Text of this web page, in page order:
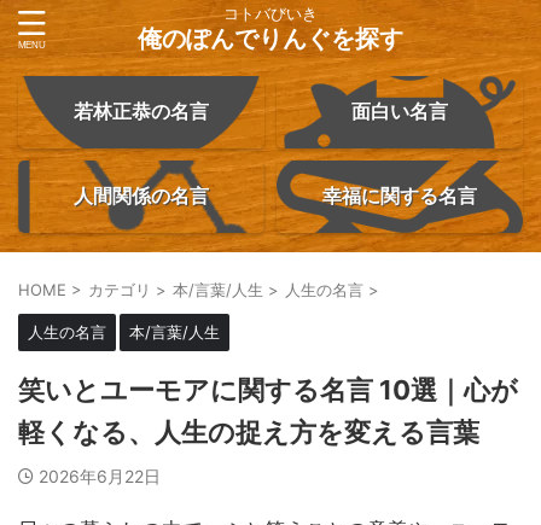
コトバびいき
俺のぽんでりんぐを探す
若林正恭の名言 面白い名言
人間関係の名言 幸福に関する名言
HOME > カテゴリ > 本/言葉/人生 > 人生の名言 >
人生の名言 本/言葉/人生
笑いとユーモアに関する名言 10選｜心が
軽くなる、人生の捉え方を変える言葉
2026年6月22日